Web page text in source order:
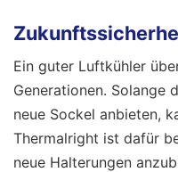
Ein guter Luftkühler
Generationen. Solange
neue Sockel anbieten,
Thermalright ist dafür
neue Halterungen